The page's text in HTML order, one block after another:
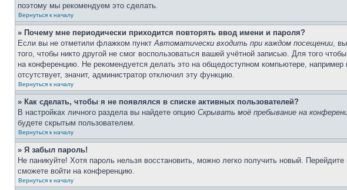
поэтому мы рекомендуем это сделать.
Вернуться к началу
» Почему мне периодически приходится повторять ввод имени и пароля?
Если вы не отметили флажком пунктАвтоматически входить при каждом посещении,
того, чтобы никто другой не смог воспользоваться вашей учётной записью. Для того
на конференцию. Не рекомендуется делать это на общедоступном компьютере, например
отсутствует, значит, администратор отключил эту функцию.
Вернуться к началу
» Как сделать, чтобы я не появлялся в списке активных пользователей?
В настройках личного раздела вы найдете опцию Скрывать моё пребывание на
будете скрытым пользователем.
Вернуться к началу
» Я забыл пароль!
Не паникуйте! Хотя пароль нельзя восстановить, можно легко получить новый.
сможете войти на конференцию.
Вернуться к началу